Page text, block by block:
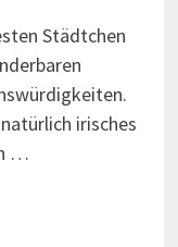
Städtchen
irisches
…